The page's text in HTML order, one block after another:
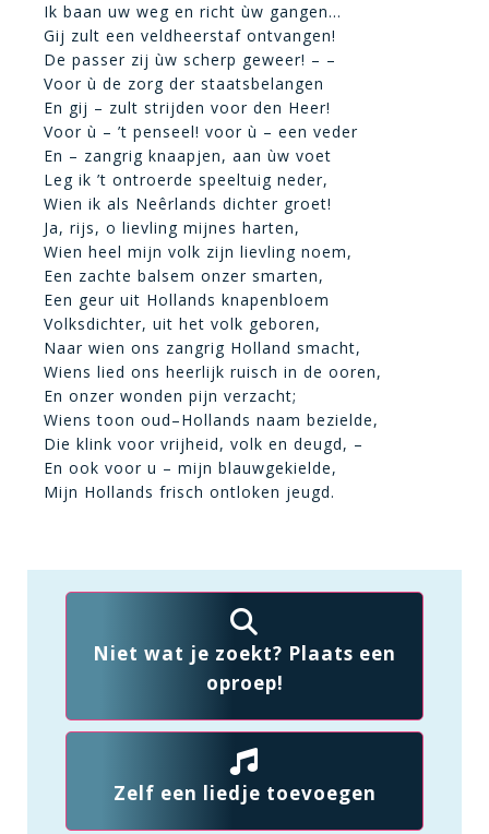
Ik baan uw weg en richt ùw gangen…
Gij zult een veldheerstaf ontvangen!
De passer zij ùw scherp geweer! – –
Voor ù de zorg der staatsbelangen
En gij – zult strijden voor den Heer!
Voor ù – ’t penseel! voor ù – een veder
En – zangrig knaapjen, aan ùw voet
Leg ik ’t ontroerde speeltuig neder,
Wien ik als Neêrlands dichter groet!
Ja, rijs, o lievling mijnes harten,
Wien heel mijn volk zijn lievling noem,
Een zachte balsem onzer smarten,
Een geur uit Hollands knapenbloem
Volksdichter, uit het volk geboren,
Naar wien ons zangrig Holland smacht,
Wiens lied ons heerlijk ruisch in de ooren,
En onzer wonden pijn verzacht;
Wiens toon oud–Hollands naam bezielde,
Die klink voor vrijheid, volk en deugd, –
En ook voor u – mijn blauwgekielde,
Mijn Hollands frisch ontloken jeugd.
Niet wat je zoekt? Plaats een
oproep!
Zelf een liedje toevoegen